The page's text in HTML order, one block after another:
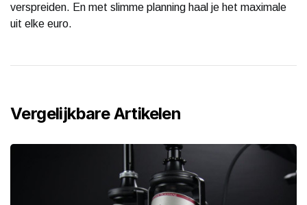
verspreiden. En met slimme planning haal je het maximale
uit elke euro.
Vergelijkbare Artikelen